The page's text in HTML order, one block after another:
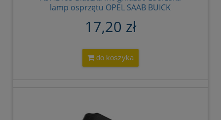
lamp osprzętu OPEL SAAB BUICK
022 11570215 2005518 20 05 518
17,20 zł
do koszyka